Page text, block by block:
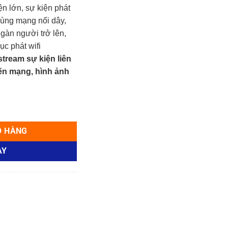
lớn, sự kiện phát
mạng nối dây,
người trở lên,
phát wifi
sự kiện liên
mạng, hình ảnh
pháp wifi băng tần rộng dành cho các sự kiện ngoài trời số lượng
HÀNG